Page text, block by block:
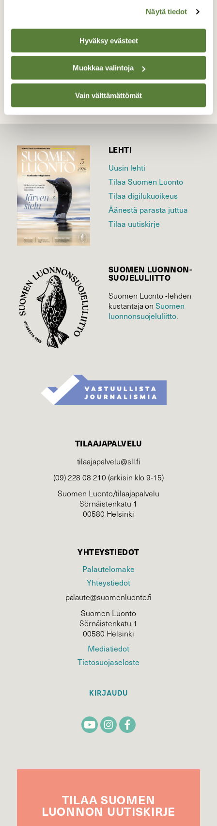
Näytä tiedot
Hyväksy evästeet
Muokkaa valintoja
Vain välttämättömät
Valokuvaaja: Ulla Räsänen, Seurasaari, Helsinki
TAKAISIN LISTAAN
LEHTI
Uusin lehti
Tilaa Suomen Luonto
Tilaa digilukuoikeus
Äänestä parasta juttua
Tilaa uutiskirje
SUOMEN LUONNON­
SUOJELU­LIITTO
Suomen Luonto -lehden
kustantaja onSuomen
luonnonsuojelu­liitto.
TILAAJAPALVELU
tilaajapalvelu@sll.fi
(09) 228 08 210 (arkisin klo 9-15)
Suomen Luonto/tilaajapalvelu
Sörnäistenkatu 1
00580 Helsinki
YHTEYSTIEDOT
Palautelomake
Yhteystiedot
palaute@suomenluonto.fi
Suomen Luonto
Sörnäistenkatu 1
00580 Helsinki
Mediatiedot
Tietosuojaseloste
KIRJAUDU
TILAA SUOMEN
LUONNON UUTIS­KIRJE